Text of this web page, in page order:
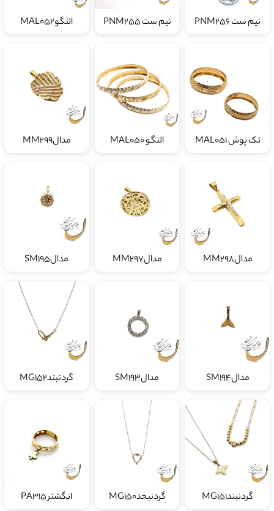
نیم ست PNM256 نیم ست PNM255 النگوMAL052
تک پوش MAL051 النگو MAL050 مدالMM299
مدالMM298 مدالMM297 مدالSM195
مدالSM194 مدالSM193 گردنبندMG152
گردنبندMG151 گردنبحدMG150 انگشتر PA315